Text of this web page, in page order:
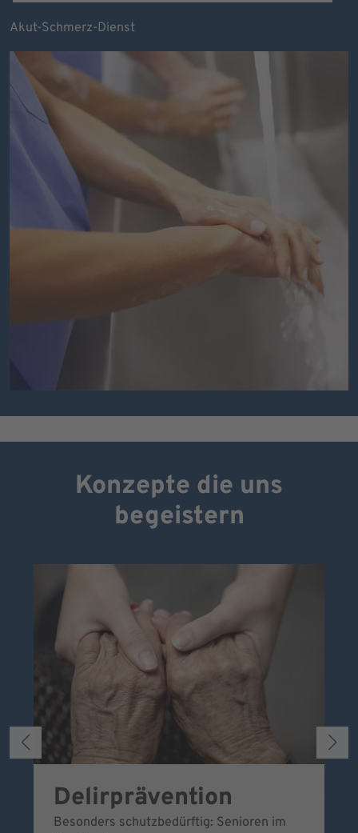
Akut-Schmerz-Dienst
Konzepte die uns
begeistern
Delirprävention
Besonders schutzbedürftig: Senioren im